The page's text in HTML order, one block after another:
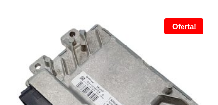
Oferta!